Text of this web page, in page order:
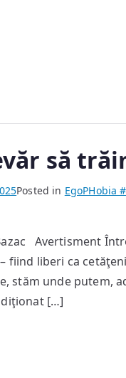
să
Posted in EgoPHobia
Avertisment
fiind liberi ca
stăm unde putem,
[…]